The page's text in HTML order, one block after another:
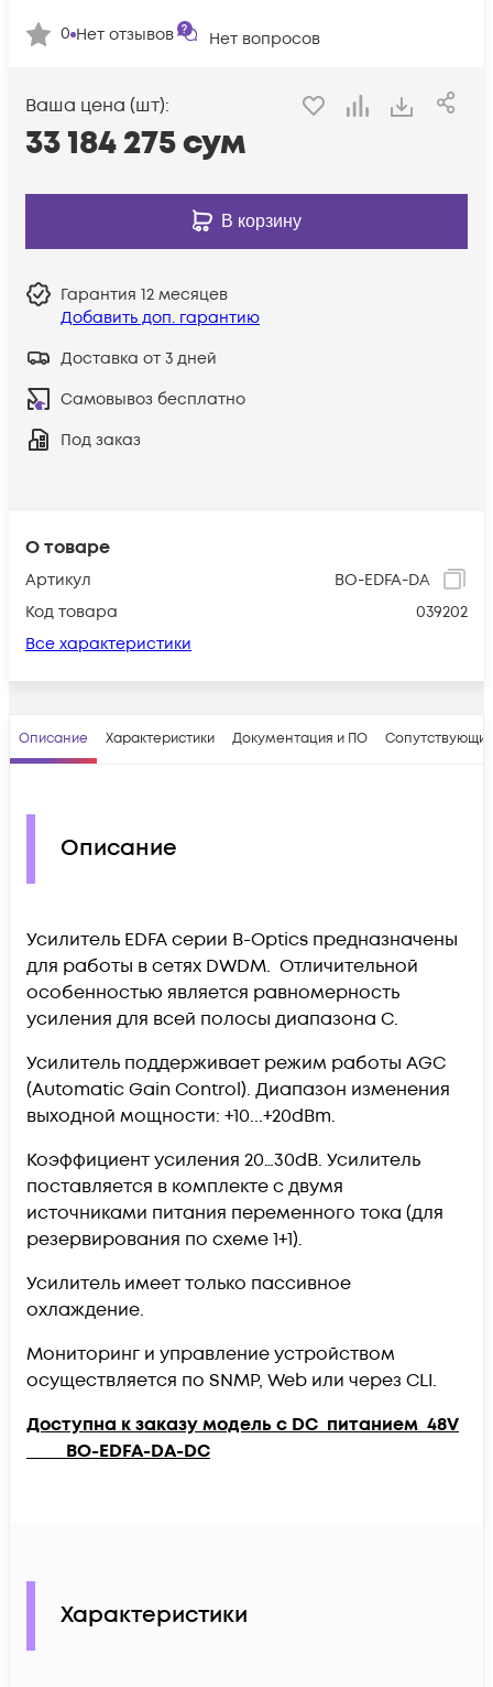
О товаре
Артикул
BO-EDFA-DA
Код товара
039202
Все характеристики
0 Нет отзывов Нет вопросов
Ваша цена (шт):
33 184 275сум
В корзину
Гарантия 12 месяцев
Добавить доп. гарантию
Доставка от 3 дней
Самовывоз бесплатно
Под заказ
Описание Характеристики Документация и ПО
Описание
Усилитель EDFA серии B-Optics предназначены
для работы в сетях DWDM. Отличительной
особенностью является равномерность
усиления для всей полосы диапазона С.
Усилитель поддерживает режим работы AGC
(Automatic Gain Control). Диапазон изменения
выходной мощности: +10...+20dBm.
Коэффициент усиления 20…30dB. Усилитель
поставляется в комплекте с двумя
источниками питания переменного тока (для
резервирования по схеме 1+1).
Усилитель имеет только пассивное
охлаждение.
Мониторинг и управление устройством
осуществляется по SNMP, Web или через CLI.
Доступна к заказу модель с DC питанием 48V
BO-EDFA-DA-DC
Характеристики